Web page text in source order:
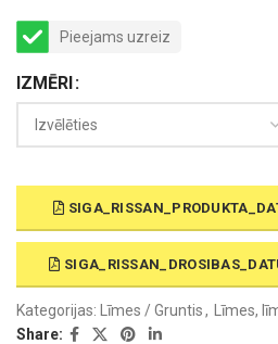
Pieejams uzreiz
IZMĒRI
Kategorijas: Līmes / Gruntis,
Līmes,
Share: